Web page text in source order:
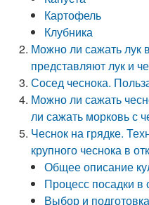
Картофель
Клубника
Можно ли сажать лук
представляют лук и
Сосед чеснока.
Можно ли сажать
ли сажать морковь с
Чеснок на грядке.
крупного чеснока в
Общее описание
Процесс посадки в
Выбор и